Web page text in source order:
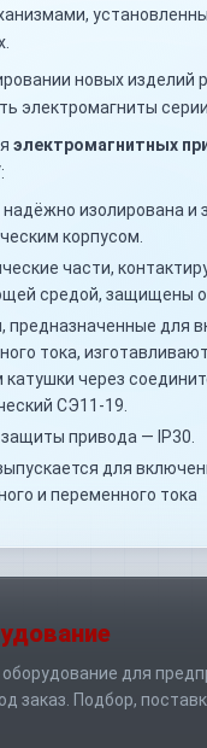
новых изделий
электромагниты
электромагнитных
:
надёжно изолирована и
корпусом.
части,
средой, защищены
предназначенные для
тока,
через
СЭ11-19.
привода — IP30.
для
и переменного тока
для
заказ. Подбор,